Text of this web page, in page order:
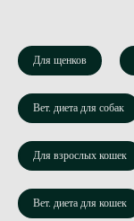
Для щенков
Вет. диета для собак
Для взрослых кошек
Вет. диета для кошек